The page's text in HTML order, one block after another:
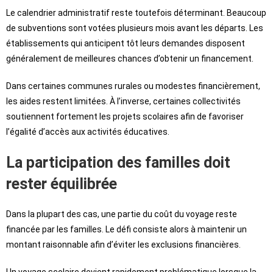
Le calendrier administratif reste toutefois déterminant. Beaucoup
de subventions sont votées plusieurs mois avant les départs. Les
établissements qui anticipent tôt leurs demandes disposent
généralement de meilleures chances d’obtenir un financement.
Dans certaines communes rurales ou modestes financièrement,
les aides restent limitées. À l’inverse, certaines collectivités
soutiennent fortement les projets scolaires afin de favoriser
l’égalité d’accès aux activités éducatives.
La participation des familles doit
rester équilibrée
Dans la plupart des cas, une partie du coût du voyage reste
financée par les familles. Le défi consiste alors à maintenir un
montant raisonnable afin d’éviter les exclusions financières.